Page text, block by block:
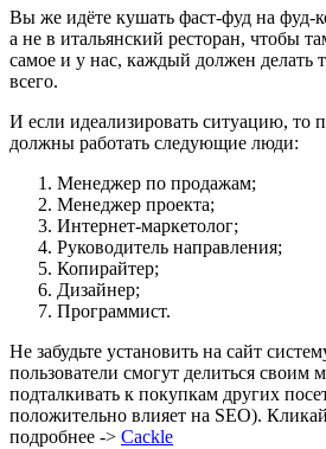
Вы же идёте кушать фаст-фуд на фуд-
а не в итальянский ресторан, чтобы
самое и у нас, каждый должен делать
всего.
И если идеализировать ситуацию, то
должны работать следующие люди:
Менеджер по продажам;
Менеджер проекта;
Интернет-маркетолог;
Руководитель направления;
Копирайтер;
Дизайнер;
Программист.
Не забудьте установить на сайт
пользователи смогут делиться своим
подталкивать к покупкам других
положительно влияет на SEO).
подробнее -> Сackle